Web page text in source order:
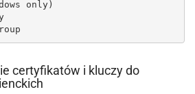
only)
certyfikatów i kluczy do